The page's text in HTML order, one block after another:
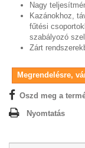
Nagy
Kazánokhoz,
fűtési
szabályozó
Zárt
Megrendelésre,
Oszd meg a
Nyomtatás